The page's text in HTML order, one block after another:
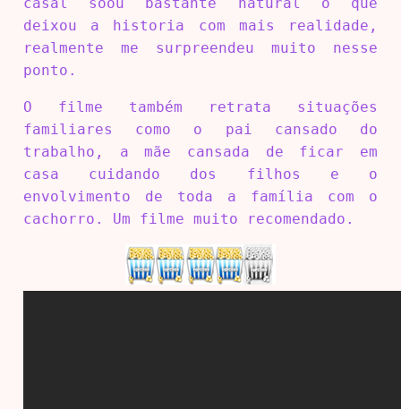
casal soou bastante natural o que
deixou a historia com mais realidade,
realmente me surpreendeu muito nesse
ponto.
O filme também retrata situações
familiares como o pai cansado do
trabalho, a mãe cansada de ficar em
casa cuidando dos filhos e o
envolvimento de toda a família com o
cachorro. Um filme muito recomendado.